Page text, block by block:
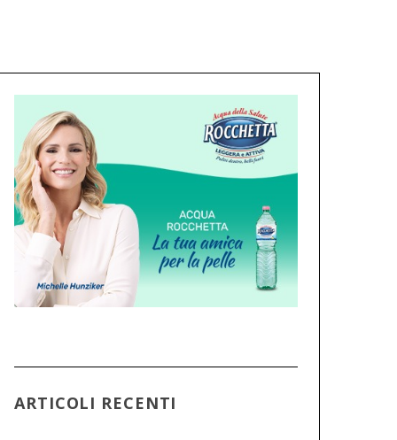
ARTICOLI RECENTI